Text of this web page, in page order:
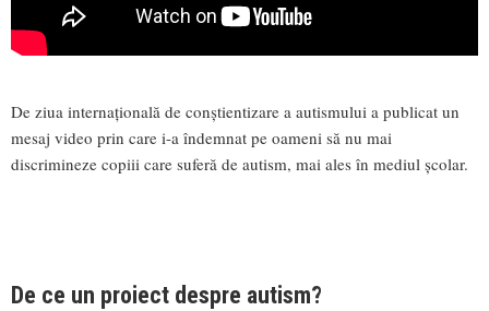
De ziua internațională de conștientizare a autismului a publicat un
mesaj video prin care i-a îndemnat pe oameni să nu mai
discrimineze copiii care suferă de autism, mai ales în mediul școlar.
De ce un proiect despre autism?